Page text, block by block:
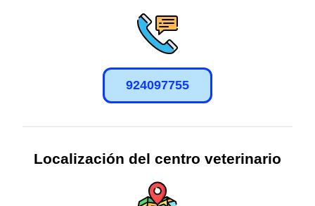
924097755
Localización del centro veterinario